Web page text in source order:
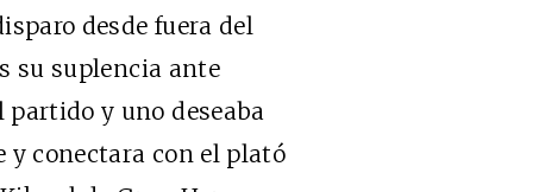
desde fuera del
su suplencia ante
partido y uno deseaba
y conectara con el plató